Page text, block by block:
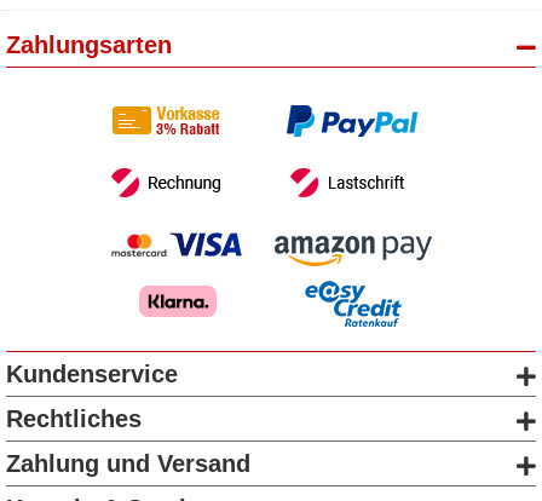
Zahlungsarten
Kundenservice
Rechtliches
Zahlung und Versand